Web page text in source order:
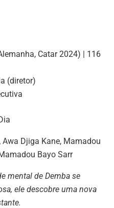
Catar 2024) | 116
(diretor)
Djiga Kane, Mamadou
Bayo Sarr
mental de Demba se
ele descobre uma nova